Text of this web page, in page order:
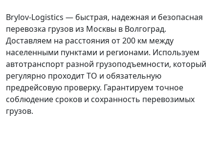
Brylov-Logistics — быстрая, надежная и безопасная
перевозка грузов из Москвы в Волгоград.
Доставляем на расстояния от 200 км между
населенными пунктами и регионами. Используем
автотранспорт разной грузоподъемности, который
регулярно проходит ТО и обязательную
предрейсовую проверку. Гарантируем точное
соблюдение сроков и сохранность перевозимых
грузов.